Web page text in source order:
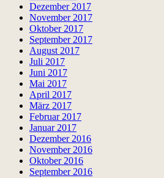
Dezember 2017
November 2017
Oktober 2017
September 2017
August 2017
Juli 2017
Juni 2017
Mai 2017
April 2017
März 2017
Februar 2017
Januar 2017
Dezember 2016
November 2016
Oktober 2016
September 2016